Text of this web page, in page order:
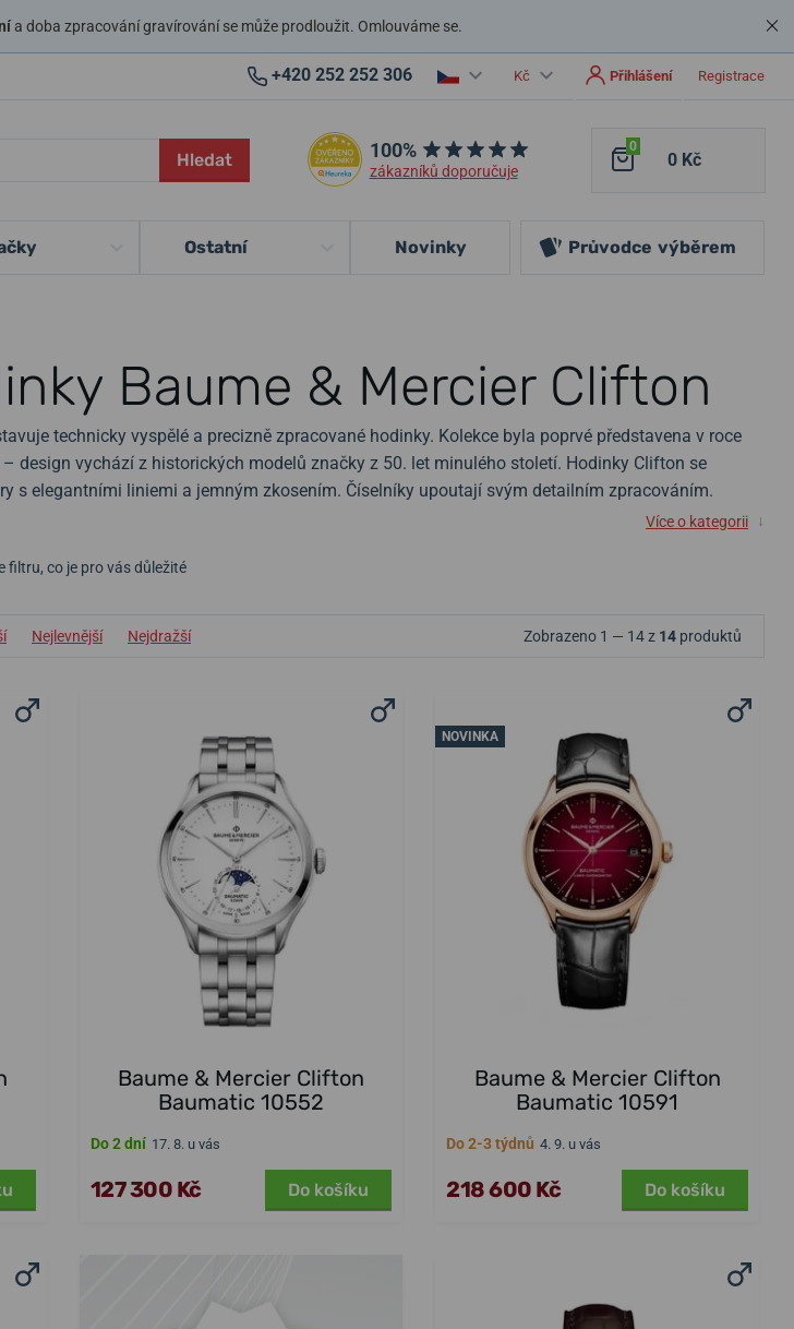
a doba zpracování gravírování se může prodloužit. Omlouváme se.
+420 252 252 306 Kč Přihlášení Registrace
Hledat 100%
zákazníků doporučuje
0
0 Kč
Ostatní Novinky Průvodce výběrem
Baume & Mercier Clifton
technicky vyspělé a precizně zpracované hodinky. Kolekce byla poprvé představena v roce
design vychází z historických modelů značky z 50. let minulého století. Hodinky Clifton se
s elegantními liniemi a jemným zkosením. Číselníky upoutají svým detailním zpracováním.
Více o kategorii ↓
filtru, co je pro vás důležité
Nejlevnější Nejdražší Zobrazeno 1 — 14 z 14 produktů
Baume & Mercier Clifton
Baumatic 10552
Do 2 dní 17. 8. u vás
127 300 Kč Do košíku
NOVINKA
Baume & Mercier Clifton
Baumatic 10591
Do 2-3 týdnů 4. 9. u vás
218 600 Kč Do košíku